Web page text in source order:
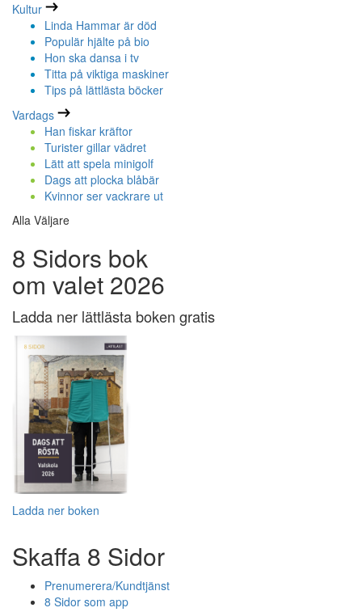
Kultur
Linda Hammar är död
Populär hjälte på bio
Hon ska dansa i tv
Titta på viktiga maskiner
Tips på lättlästa böcker
Vardags
Han fiskar kräftor
Turister gillar vädret
Lätt att spela minigolf
Dags att plocka blåbär
Kvinnor ser vackrare ut
Alla Väljare
8 Sidors bok
om valet 2026
Ladda ner lättlästa boken gratis
Ladda ner boken
Skaffa 8 Sidor
Prenumerera/Kundtjänst
8 Sidor som app